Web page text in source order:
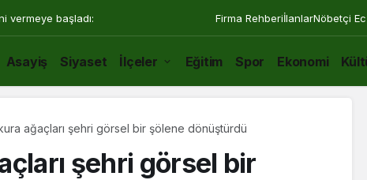
vermeye başladı: Firma RehberiİlanlarNöbetçi
Asayiş Siyaset İlçeler Eğitim Spor Ekonomi
ağaçları şehri görsel bir şölene dönüştürdü
şehri görsel bir